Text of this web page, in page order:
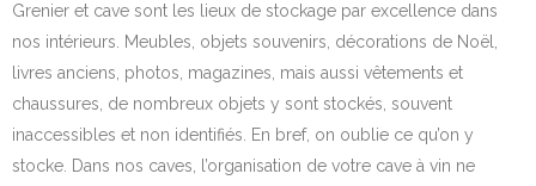
Grenier et cave sont les lieux de stockage par excellence dans
nos intérieurs. Meubles, objets souvenirs, décorations de Noël,
livres anciens, photos, magazines, mais aussi vêtements et
chaussures, de nombreux objets y sont stockés, souvent
inaccessibles et non identifiés. En bref, on oublie ce qu’on y
stocke. Dans nos caves, l’organisation de votre cave à vin ne